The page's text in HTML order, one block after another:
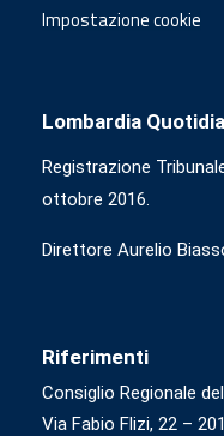
Impostazione cookie
Lombardia
Registrazione
ottobre 2016.
Direttore Aurelio
Riferimenti
Consiglio Regionale
Via Fabio Flizi, 22 –